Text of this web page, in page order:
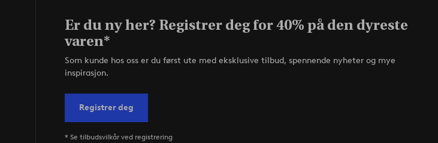
Er du ny her? Registrer deg for 40% på den dyreste
varen*
Som kunde hos oss er du først ute med eksklusive tilbud, spennende nyheter og mye
inspirasjon.
Registrer deg
* Se tilbudsvilkår ved registrering